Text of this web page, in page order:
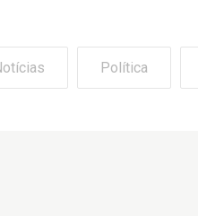
Política